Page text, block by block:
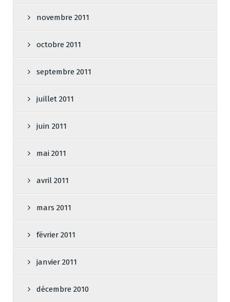
novembre 2011
octobre 2011
septembre 2011
juillet 2011
juin 2011
mai 2011
avril 2011
mars 2011
février 2011
janvier 2011
décembre 2010